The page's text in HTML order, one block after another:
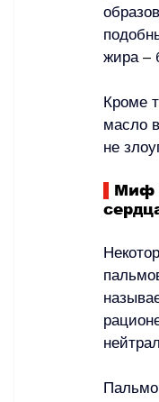
жира –
Кроме
масло
не
Миф